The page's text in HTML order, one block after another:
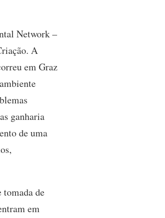
Network –
A
em Graz
ganharia
de uma
de
em